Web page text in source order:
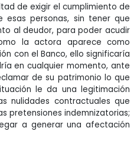
de exigir el cumplimiento de
esas personas, sin tener que
al deudor, para poder acudir
la actora aparece como
con el Banco, ello significaría
en cualquier momento, ante
de su patrimonio lo que
le da una legitimación
nulidades contractuales que
pretensiones indemnizatorias;
a generar una afectación